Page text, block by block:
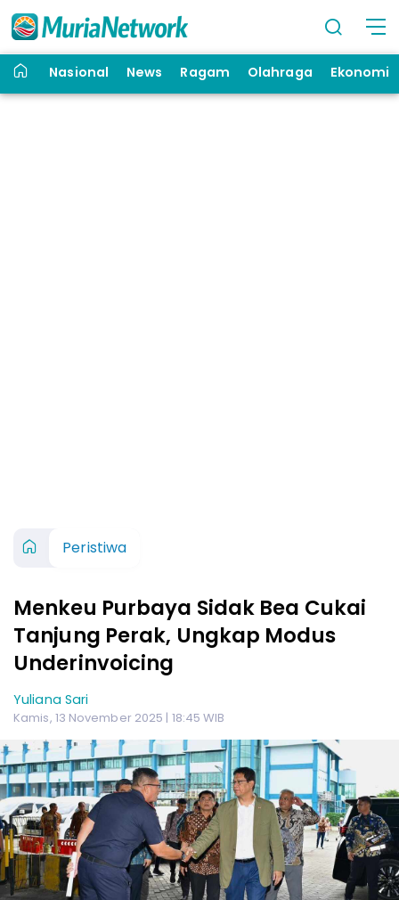
Nasional News Ragam Olahraga Ekonomi
Peristiwa
Menkeu Purbaya Sidak Bea Cukai
Tanjung Perak, Ungkap Modus
Underinvoicing
Yuliana Sari
Kamis, 13 November 2025 | 18:45 WIB